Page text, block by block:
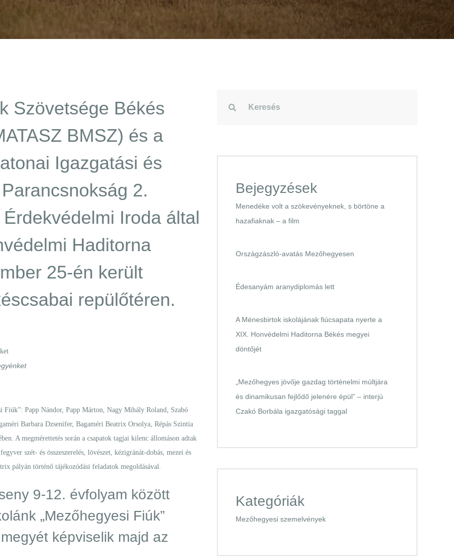
Szövetsége Békés
BMSZ) és a
Igazgatási és
2.
Iroda által
Haditorna
25-én került
repülőtéren.
Fiúk”: Papp Nándor, Papp Márton, Nagy Mihály Roland, Szabó
Barbara Dzsenifer, Bagaméri Beatrix Orsolya, Répás Szintia
A megmérettetés során a csapatok tagjai kilenc állomáson adtak
szét- és összeszerelés, lövészet, kézigránát-dobás, mezei és
pályán történő tájékozódási feladatok megoldásával.
9-12. évfolyam között
„Mezőhegyesi Fiúk”
képviselik majd az
Bejegyzések
Menedéke volt a szökevényeknek, s börtöne a
hazafiaknak – a film
Országzászló-avatás Mezőhegyesen
Édesanyám aranydiplomás lett
A Ménesbirtok iskolájának fiúcsapata nyerte a
XIX. Honvédelmi Haditorna Békés megyei
döntőjét
„Mezőhegyes jövője gazdag történelmi múltjára
és dinamikusan fejlődő jelenére épül” – interjú
Czakó Borbála igazgatósági taggal
Kategóriák
Mezőhegyesi szemelvények